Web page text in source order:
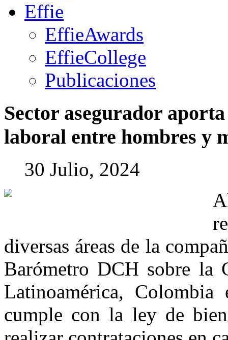
Effie
EffieAwards
EffieCollege
Publicaciones
Sector asegurador aporta
laboral entre hombres y
30 Julio, 2024
diversas áreas de la
Barómetro DCH sobre la
Latinoamérica,
cumple con la ley de